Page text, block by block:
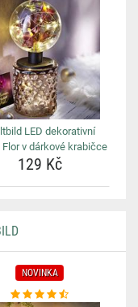
LED dekorativní
v dárkové krabičce
129 Kč
NOVINKA